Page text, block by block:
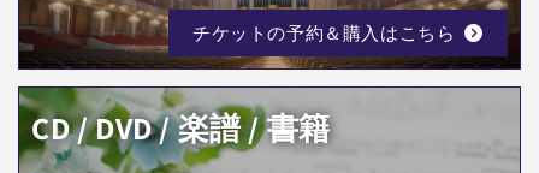
チケットの予約＆購入はこちら
CD / DVD / 楽譜 / 書籍